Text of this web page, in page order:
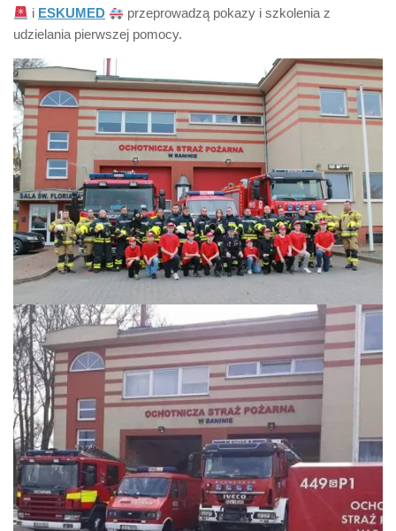
i ESKUMED
przeprowadzą pokazy i szkolenia z
udzielania pierwszej pomocy.